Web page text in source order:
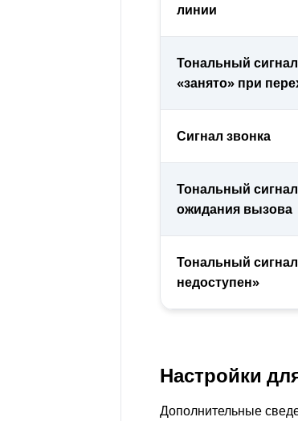
линии
Тональный сигнал
«занято» при
Сигнал звонка
Тональный сигнал
ожидания вызова
Тональный
недоступен»
Настройки
Дополнительные